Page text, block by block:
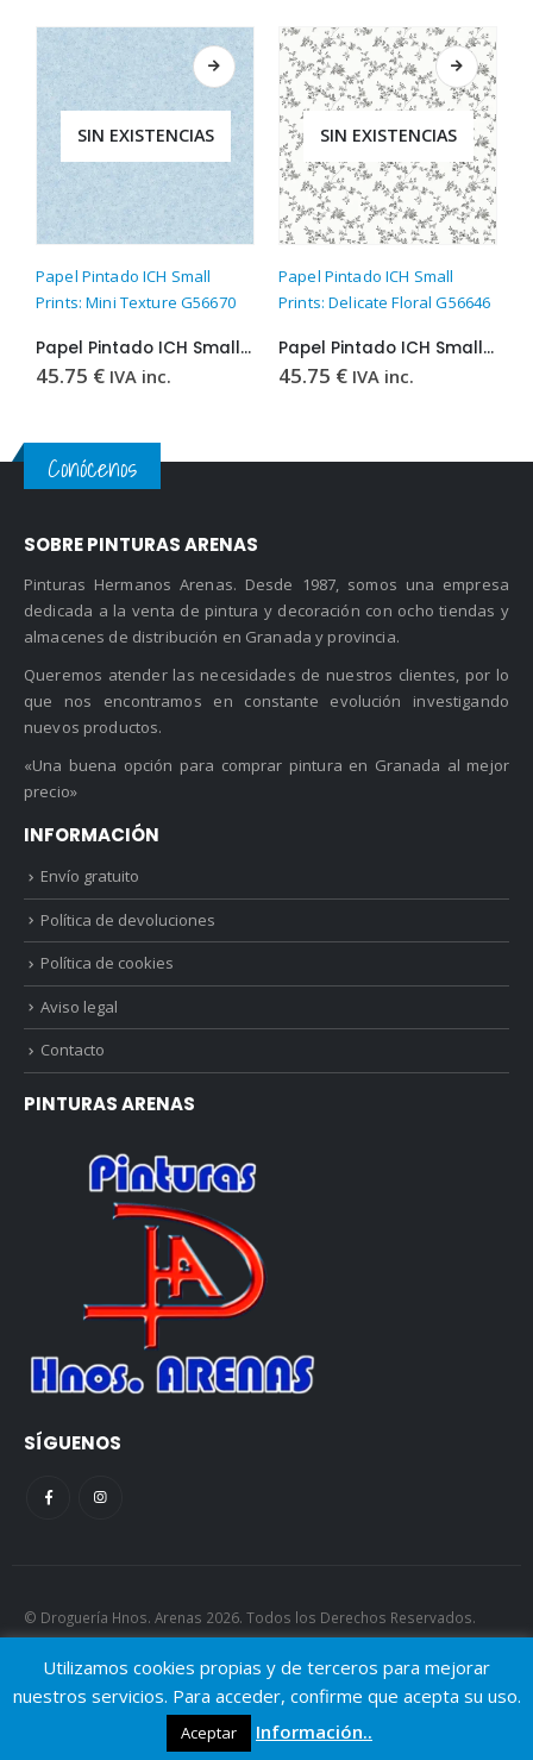
SIN EXISTENCIAS
Este producto tiene múltiples variantes. Las opciones se pueden elegir en la página de producto
Papel Pintado ICH Small
Prints: Mini Texture G56670
Papel Pintado ICH Small Prints: Mini Texture G56670
45.75 € IVA inc.
SIN EXISTENCIAS
Este producto tiene múltiples variantes. Las opciones se pueden elegir en la página de producto
Papel Pintado ICH Small
Prints: Delicate Floral G56646
Papel Pintado ICH Small Prints: Delicate Floral G56646
45.75 € IVA inc.
Conócenos
SOBRE PINTURAS ARENAS
Pinturas Hermanos Arenas. Desde 1987, somos una empresa
dedicada a la venta de pintura y decoración con ocho tiendas y
almacenes de distribución en Granada y provincia.
Queremos atender las necesidades de nuestros clientes, por lo
que nos encontramos en constante evolución investigando
nuevos productos.
«Una buena opción para comprar pintura en Granada al mejor
precio»
INFORMACIÓN
Envío gratuito
Política de devoluciones
Política de cookies
Aviso legal
Contacto
PINTURAS ARENAS
SÍGUENOS
© Droguería Hnos. Arenas 2026. Todos los Derechos Reservados.
AJGP.
Utilizamos cookies propias y de terceros para mejorar
nuestros servicios. Para acceder, confirme que acepta su uso.
Aceptar Información..